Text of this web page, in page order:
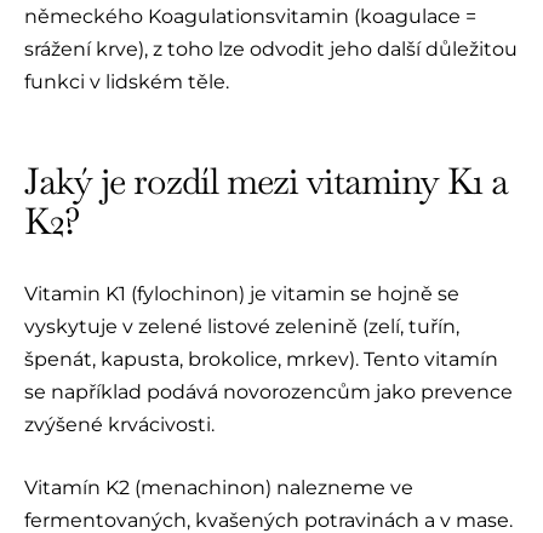
německého Koagulationsvitamin (koagulace =
srážení krve), z toho lze odvodit jeho další důležitou
funkci v lidském těle.
Jaký je rozdíl mezi vitaminy K1 a
K2?
Vitamin K1 (fylochinon) je vitamin se hojně se
vyskytuje v zelené listové zelenině (zelí, tuřín,
špenát, kapusta, brokolice, mrkev). Tento vitamín
se například podává novorozencům jako prevence
zvýšené krvácivosti.
Vitamín K2 (menachinon) nalezneme ve
fermentovaných, kvašených potravinách a v mase.